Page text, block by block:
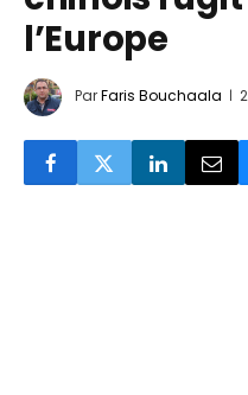
l’Europe
ParFaris Bouchaala